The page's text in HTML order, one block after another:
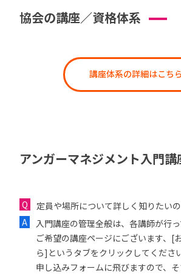
協会の講座／資格体系
講座体系の詳細はこちら
アンガーマネジメント入門
定員や場所について詳しく知りたい
入門講座の管理全般は、各講師が行っ
ご希望の講座ページにございます、[
ら]というタブをクリックしてくださ
申し込みフォームに飛びますので、